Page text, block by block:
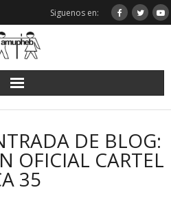
Siguenos en:
DE BLOG:
OFICIAL CARTEL
35